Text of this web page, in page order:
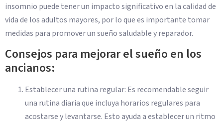
insomnio puede tener un impacto significativo en la calidad de
vida de los adultos mayores, por lo que es importante tomar
medidas para promover un sueño saludable y reparador.
Consejos para mejorar el sueño en los
ancianos:
Establecer una rutina regular: Es recomendable seguir
una rutina diaria que incluya horarios regulares para
acostarse y levantarse. Esto ayuda a establecer un ritmo